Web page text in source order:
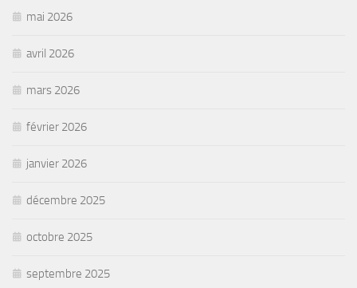
mai 2026
avril 2026
mars 2026
février 2026
janvier 2026
décembre 2025
octobre 2025
septembre 2025